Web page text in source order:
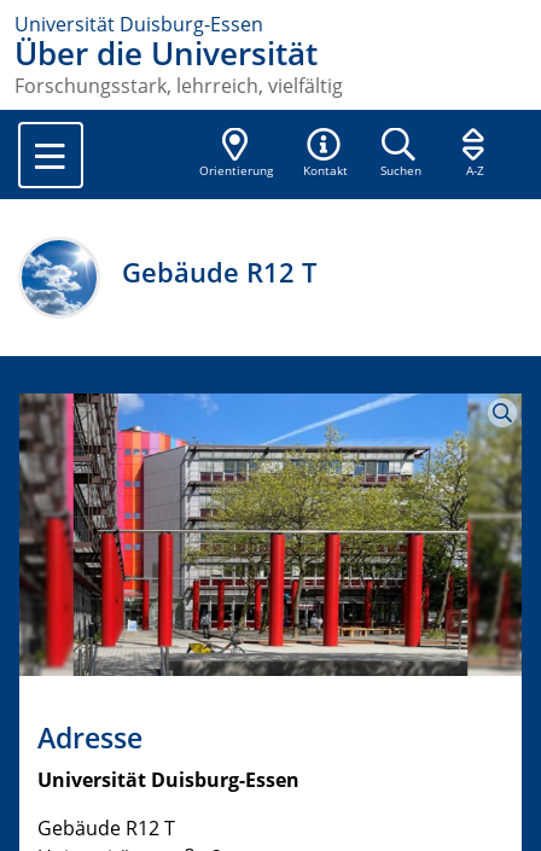
Universität Duisburg-Essen
Über die Universität
Forschungsstark, lehrreich, vielfältig
Orientierung Kontakt Suchen A-Z
Gebäude R12 T
Adresse
Universität Duisburg-Essen
Gebäude R12 T